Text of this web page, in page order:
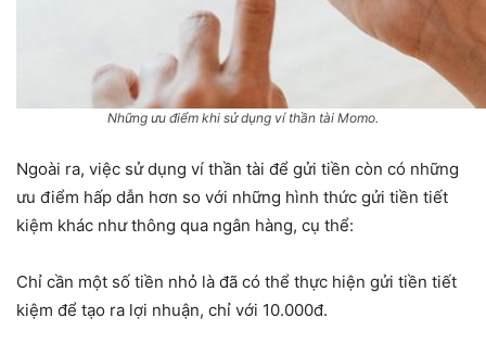
Những ưu điểm khi sử dụng ví thần tài Momo.
Ngoài ra, việc sử dụng ví thần tài để gửi tiền còn có những
ưu điểm hấp dẫn hơn so với những hình thức gửi tiền tiết
kiệm khác như thông qua ngân hàng, cụ thể:
Chỉ cần một số tiền nhỏ là đã có thể thực hiện gửi tiền tiết
kiệm để tạo ra lợi nhuận, chỉ với 10.000đ.